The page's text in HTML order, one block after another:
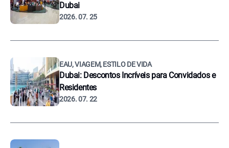
Dubai
2026. 07. 25
EAU, VIAGEM, ESTILO DE VIDA
Dubai: Descontos Incríveis para Convidados e
Residentes
2026. 07. 22